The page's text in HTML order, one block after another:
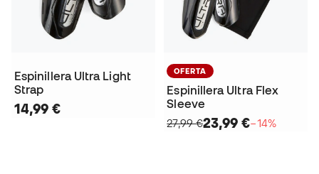
Espinillera Ultra Light
Strap
14,99 €
OFERTA
Espinillera Ultra Flex
Sleeve
27,99 €23,99 €−14%